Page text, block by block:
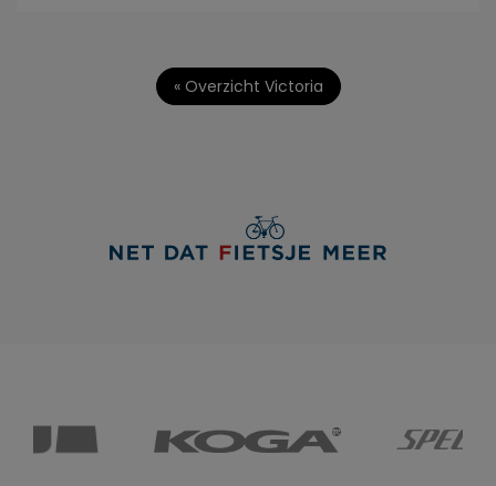
« Overzicht Victoria